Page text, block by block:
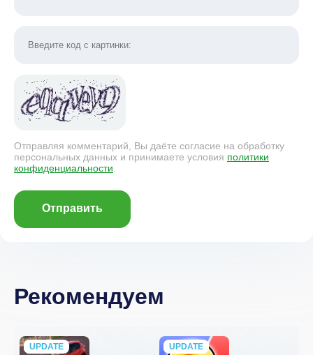
Отправляя комментарий, Вы даёте согласие на обработку
персональных данных и принимаете условия политики
конфиденциальности.
Отправить
Рекомендуем
UPDATE
NEW UPDATE
NEW